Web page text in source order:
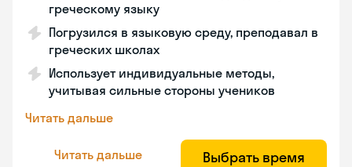
греческому языку
Погрузился в языковую среду, преподавал в
греческих школах
Использует индивидуальные методы,
учитывая сильные стороны учеников
Читать дальше
Читать дальше Выбрать время